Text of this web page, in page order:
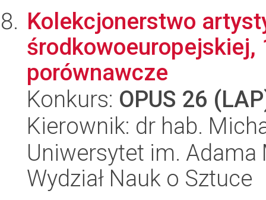
Kolekcjonerstwo
porównawcze
Konkurs: OPUS 26
Kierownik: dr hab.
Uniwersytet im.
Wydział Nauk o Sztuce